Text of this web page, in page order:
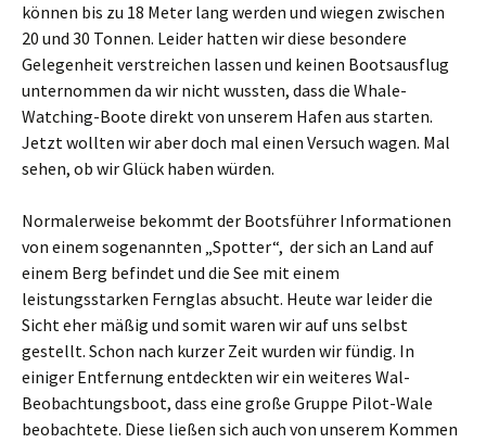
können bis zu 18 Meter lang werden und wiegen zwischen
20 und 30 Tonnen. Leider hatten wir diese besondere
Gelegenheit verstreichen lassen und keinen Bootsausflug
unternommen da wir nicht wussten, dass die Whale-
Watching-Boote direkt von unserem Hafen aus starten.
Jetzt wollten wir aber doch mal einen Versuch wagen. Mal
sehen, ob wir Glück haben würden.
Normalerweise bekommt der Bootsführer Informationen
von einem sogenannten „Spotter“, der sich an Land auf
einem Berg befindet und die See mit einem
leistungsstarken Fernglas absucht. Heute war leider die
Sicht eher mäßig und somit waren wir auf uns selbst
gestellt. Schon nach kurzer Zeit wurden wir fündig. In
einiger Entfernung entdeckten wir ein weiteres Wal-
Beobachtungsboot, dass eine große Gruppe Pilot-Wale
beobachtete. Diese ließen sich auch von unserem Kommen